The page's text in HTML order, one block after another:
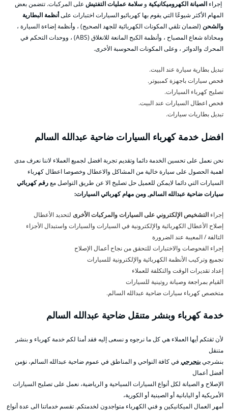
إجراء الصيانة الكهروميكانيكية و سلامة عمليات التفتيش على المركبات. تتضمن بعض
المهام الأكثر شيوعًا التي يقوم بها كهربائيو السيارات اختبارات علىأنظمة البطارية
والشحن (لضمان تلقي المكونات الكهربائية للجهد الصحيح) ، وأنظمة إضاءة السيارة ،
ومحاذاة شعاع المصباح ، وأنظمة الكبح المانعة للانغلاق (ABS) ، ووحدات التحكم في
المحرك والدوائر ، وعلى المكونات المحوسبة الأخرى.
تبديل بطارية سيارة عند البيت.
فحص سيارات باجهزة كمبيوتر.
تصليح كهرباء السيارات.
فحص اعطال السيارات عند البيت.
تبديل بطاريات سيارات.
افضل خدمة كهرباء السيارات ضاحية عبدالله السالم
نحن نعمل على تحسين الخدمة دائما وتقديم تجربة افضل لجميع العملاء لاننا نعرف مدى
اهمية الحصول على سيارة خالية من المشاكل والاعطال وخصوصا اعطال كهرباء
السيارات التي دائما لايمكن للعميل حل تصليخ الا عن طريق التواصل معرقم كهربائي
سيارات ضاحية عبدالله السالم, ومن مهام كهربائي السيارات:
إجراء التشخيص الإلكتروني على السيارات والمركبات الأخرى لتحديد الأعطال
إصلاح الأعطال الكهربائية والإلكترونية في السيارات والسيارات واستبدال الأجزاء
التالفة / المعيبة عند الضرورة
إجراء الفحوصات والاختبارات للتحقق من نجاح أعمال الإصلاح
تجميع وتركيب الأنظمة الكهربائية والإلكترونية للسيارات
إعداد تقديرات الوقت والتكلفة للعملاء
القيام بمراجعة وصيانة روتينية للسيارات
متخصص كهرباء سيارات ضاحية عبدالله السالم.
خدمة كهرباء وبنشر متنقل ضاحية عبدالله السالم
لأن ثقتكم أيها العملاء هي كل ما نرجوه و نسعى إليه فقد أمنا لكم خدمة كهرباء و بنشر
متنقل
بنشرجيبنجرجي في كافة النواحي و المناطق في عموم ضاحية عبدالله السالم، نؤمن
أفضل أعمال
الإصلاح و الصيانة لكل أنواع السيارات السياحية و الرياضية، نعمل على تصليح السيارات
الأمريكية أو اليابانية أو الصينية أو الكورية،
أمهر العمال الميكانيكين و فني الكهرباء متواجدون لخدمتكم. تقسم خدماتنا الى عدة أنواع